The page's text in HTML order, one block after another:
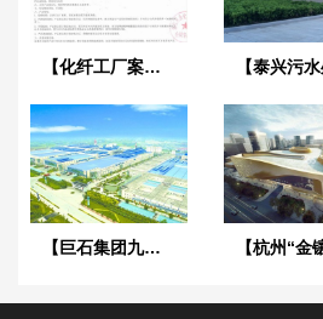
【化纤工厂案例】浙江天圣化纤采用淞江橡胶接头
【巨石集团九江工厂】橡胶接头合同